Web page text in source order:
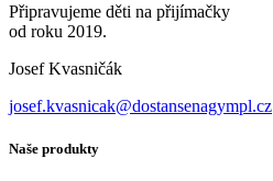
Připravujeme děti na přijímačky
od roku 2019.
Josef Kvasničák
josef.kvasnicak@dostansenagympl.cz
Naše produkty